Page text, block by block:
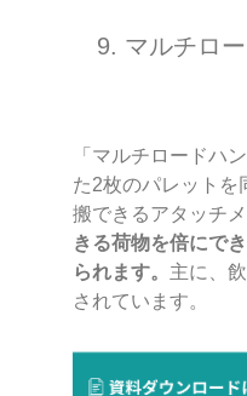
9. マルチロ
「マルチロードハ
た2枚のパレットを
搬できるアタッチメ
きる荷物を倍にで
られます。 主に、
されています。